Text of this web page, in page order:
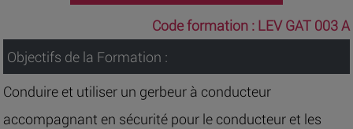
Code formation :LEV GAT 003 A
Objectifs de la Formation :
Conduire et utiliser un gerbeur à conducteur
accompagnant en sécurité pour le conducteur et les